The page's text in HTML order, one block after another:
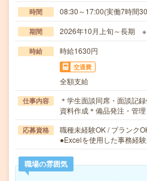
時間 08:30～17:00(実働7時間
期間 2026年10月上旬～長期
時給 時給1630円
交通費
全額支給
仕事内容
＊学生面談同席・面談記
資料作成＊備品発注・管
応募資格
職種未経験OK / ブランク
●Excelを使用した事務経
職場の雰囲気